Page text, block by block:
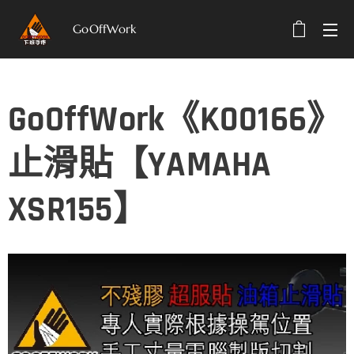
GoOffWork
GoOffWork《K00166》
止滑貼【YAMAHA
XSR155】